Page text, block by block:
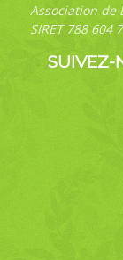
Association de
SIRET 788 604
SUIVEZ-